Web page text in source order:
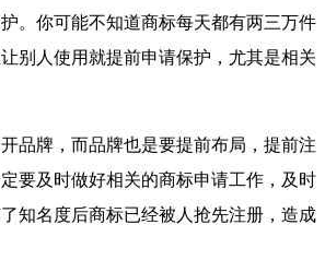
。你可能不知道商标每天都有两三万件
别人使用就提前申请保护，尤其是相关
牌，而品牌也是要提前布局，提前注
要及时做好相关的商标申请工作，及时
知名度后商标已经被人抢先注册，造成